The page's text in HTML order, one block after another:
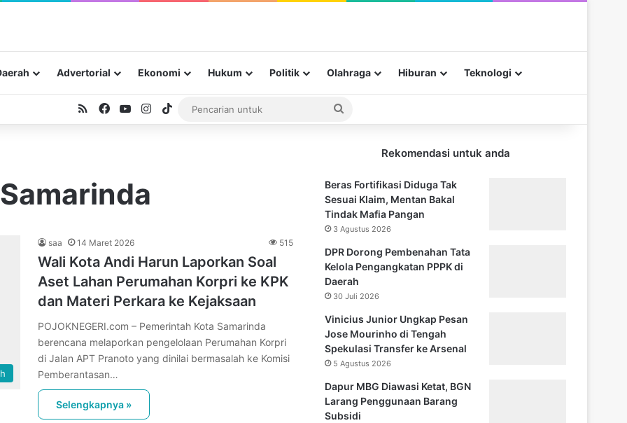
Advertorial Ekonomi Hukum Politik Olahraga Hiburan Teknologi
RSSFacebook
YouTubeInstagram
TikTok
Pencarian
saa 14 Maret 2026 515
Wali Kota Andi Harun Laporkan Soal
Aset Lahan Perumahan Korpri ke KPK
dan Materi Perkara ke Kejaksaan
POJOKNEGERI.com – Pemerintah Kota Samarinda
berencana melaporkan pengelolaan Perumahan Korpri
di Jalan APT Pranoto yang dinilai bermasalah ke Komisi
Pemberantasan…
Selengkapnya »
Rekomendasi untuk anda
Beras Fortifikasi Diduga Tak
Sesuai Klaim, Mentan Bakal
Tindak Mafia Pangan
3 Agustus 2026
DPR Dorong Pembenahan Tata
Kelola Pengangkatan PPPK di
Daerah
30 Juli 2026
Vinicius Junior Ungkap Pesan
Jose Mourinho di Tengah
Spekulasi Transfer ke Arsenal
5 Agustus 2026
Dapur MBG Diawasi Ketat, BGN
Larang Penggunaan Barang
Subsidi